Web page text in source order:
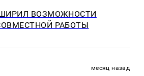
ВОЗМОЖНОСТИ
РАБОТЫ
месяц назад